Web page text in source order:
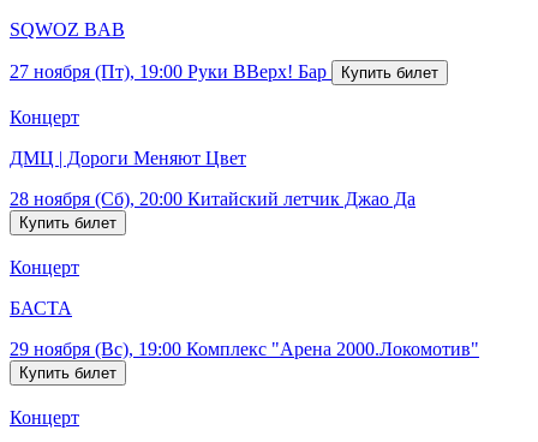
SQWOZ BAB
27 ноября (Пт), 19:00 Руки ВВерх! Бар
Концерт
ДМЦ | Дороги Меняют Цвет
28 ноября (Сб), 20:00 Китайский летчик Джао Да
Концерт
БАСТА
29 ноября (Вс), 19:00 Комплекс "Арена 2000.Локомотив"
Концерт